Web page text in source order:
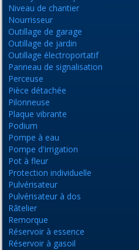
Niveau de chantier
Nourrisseur
Outillage de garage
Outillage de jardin
Outillage électroportatif
Panneau de signalisation
Perceuse
Pièce détachée
Pilonneuse
Plaque vibrante
Podium
Pompe à eau
Pompe d'irrigation
Pot à fleur
Protection individuelle
Pulvérisateur
Pulvérisateur à dos
Râtelier
Remorque
Réservoir à essence
Réservoir à gasoil